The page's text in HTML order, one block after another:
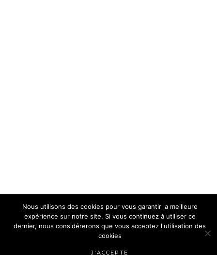
Nous utilisons des cookies pour vous garantir la meilleure
expérience sur notre site. Si vous continuez à utiliser ce
dernier, nous considérerons que vous acceptez l'utilisation des
cookies
J'ACCEPTE